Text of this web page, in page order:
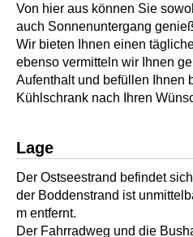
Von hier aus können Sie
auch Sonnenuntergang
Wir bieten Ihnen einen
ebenso vermitteln wir Ihnen
Aufenthalt und befüllen Ihnen
Kühlschrank nach Ihren
Lage
Der Ostseestrand befindet
der Boddenstrand ist
m entfernt.
Der Fahrradweg und die